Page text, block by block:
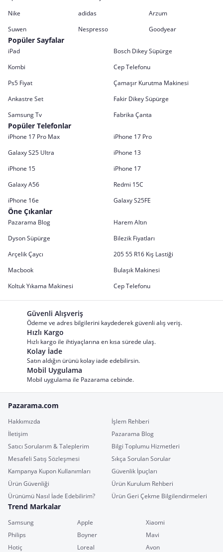
Nike
adidas
Arzum
Suwen
Nespresso Goodyear
Popüler Sayfalar
iPad
Bosch Dikey Süpürge
Kombi
Cep Telefonu
Ps5 Fiyat
Çamaşır Kurutma Makinesi
Ankastre Set
Fakir Dikey Süpürge
Samsung Tv
Fabrika Çanta
Popüler Telefonlar
iPhone 17 Pro Max
iPhone 17 Pro
Galaxy S25 Ultra
iPhone 13
iPhone 15
iPhone 17
Galaxy A56
Redmi 15C
iPhone 16e
Galaxy S25FE
Öne Çıkanlar
Pazarama Blog
Harem Altın
Dyson Süpürge
Bilezik Fiyatları
Arçelik Çaycı
205 55 R16 Kış Lastiği
Macbook
Bulaşık Makinesi
Koltuk Yıkama Makinesi
Cep Telefonu
Güvenli Alışveriş
Ödeme ve adres bilgilerini kaydederek güvenli alış veriş.
Hızlı Kargo
Hızlı kargo ile ihtiyaçlarına en kısa sürede ulaş.
Kolay İade
Satın aldığın ürünü kolay iade edebilirsin.
Mobil Uygulama
Mobil uygulama ile Pazarama cebinde.
Pazarama.com
Hakkımızda
İşlem Rehberi
İletişim
Pazarama Blog
Satıcı Sorularım & Taleplerim
Bilgi Toplumu Hizmetleri
Mesafeli Satış Sözleşmesi
Sıkça Sorulan Sorular
Kampanya Kupon Kullanımları
Güvenlik İpuçları
Ürün Güvenliği
Ürün Kurulum Rehberi
Ürünümü Nasıl İade Edebilirim?
Ürün Geri Çekme Bilgilendirmeleri
Trend Markalar
Samsung Apple
Xiaomi
Philips
Boyner
Mavi
Hotiç
Loreal
Avon